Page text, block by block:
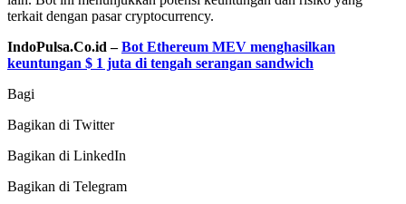
terkait dengan pasar cryptocurrency.
IndoPulsa.Co.id –Bot Ethereum MEV menghasilkan
keuntungan $ 1 juta di tengah serangan sandwich
Bagi
Bagikan di Twitter
Bagikan di LinkedIn
Bagikan di Telegram